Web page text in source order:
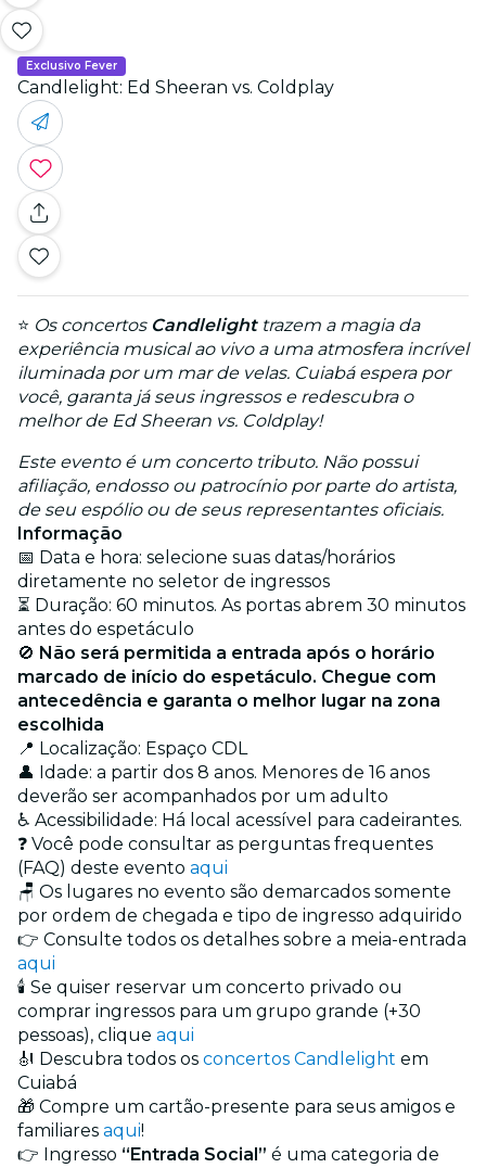
Exclusivo Fever
Candlelight: Ed Sheeran vs. Coldplay
⭐ Os concertos Candlelighttrazem a magia da
experiência musical ao vivo a uma atmosfera incrível
iluminada por um mar de velas. Cuiabá espera por
você, garanta já seus ingressos e redescubra o
melhor de Ed Sheeran vs. Coldplay!
Este evento é um concerto tributo. Não possui
afiliação, endosso ou patrocínio por parte do artista,
de seu espólio ou de seus representantes oficiais.
Informação
📅 Data e hora: selecione suas datas/horários
diretamente no seletor de ingressos
⏳ Duração: 60 minutos. As portas abrem 30 minutos
antes do espetáculo
🚫 Não será permitida a entrada após o horário
marcado de início do espetáculo. Chegue com
antecedência e garanta o melhor lugar na zona
escolhida
📍 Localização: Espaço CDL
👤 Idade: a partir dos 8 anos. Menores de 16 anos
deverão ser acompanhados por um adulto
♿ Acessibilidade: Há local acessível para cadeirantes.
❓ Você pode consultar as perguntas frequentes
(FAQ) deste evento aqui
🪑 Os lugares no evento são demarcados somente
por ordem de chegada e tipo de ingresso adquirido
👉 Consulte todos os detalhes sobre a meia-entrada
aqui
🕯️ Se quiser reservar um concerto privado ou
comprar ingressos para um grupo grande (+30
pessoas), clique aqui
🎻 Descubra todos os concertos Candlelight em
Cuiabá
🎁 Compre um cartão-presente para seus amigos e
familiares aqui!
👉 Ingresso “Entrada Social” é uma categoria de